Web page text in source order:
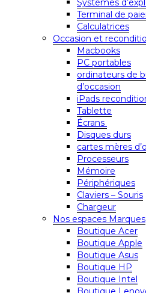
Systèmes
Terminal de
Calculatrices
Occasion et
Macbooks
PC portables
ordinateurs de
d’occasion
iPads
Tablette
Écrans
Disques durs
cartes mères
Processeurs
Mémoire
Périphériques
Claviers – Souris
Chargeur
Nos espaces Marques
Boutique Acer
Boutique Apple
Boutique Asus
Boutique HP
Boutique Intel